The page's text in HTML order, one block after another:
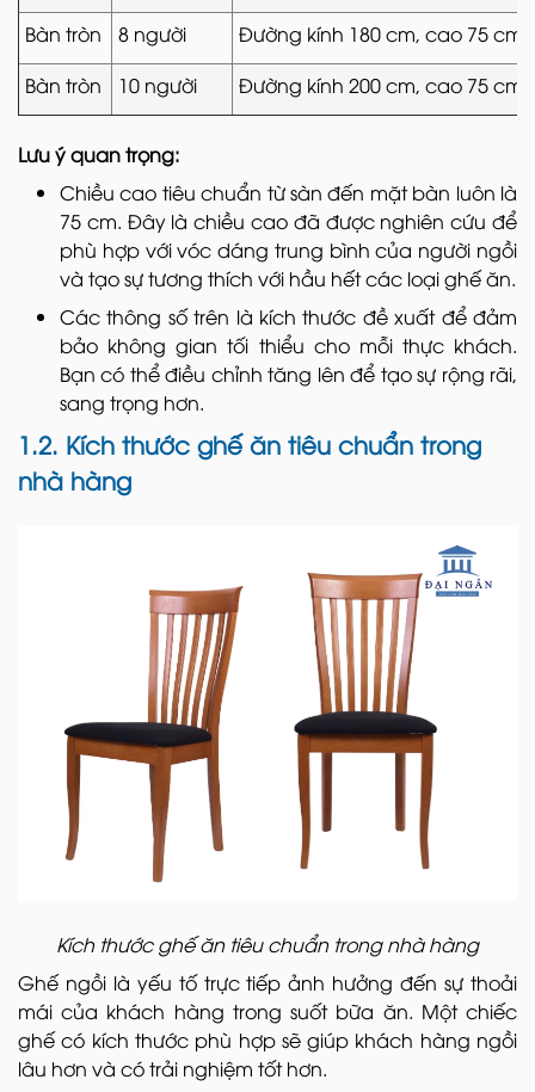
Bàn tròn
8 người
Đường kính 180 cm, cao 75 cm
Bàn tròn
10 người Đường kính 200 cm, cao 75 cm
Lưu ý quan trọng:
Chiều cao tiêu chuẩn từ sàn đến mặt bàn luôn là
75 cm. Đây là chiều cao đã được nghiên cứu để
phù hợp với vóc dáng trung bình của người ngồi
và tạo sự tương thích với hầu hết các loại ghế ăn.
Các thông số trên là kích thước đề xuất để đảm
bảo không gian tối thiểu cho mỗi thực khách.
Bạn có thể điều chỉnh tăng lên để tạo sự rộng rãi,
sang trọng hơn.
1.2. Kích thước ghế ăn tiêu chuẩn trong
nhà hàng
Kích thước ghế ăn tiêu chuẩn trong nhà hàng
Ghế ngồi là yếu tố trực tiếp ảnh hưởng đến sự thoải
mái của khách hàng trong suốt bữa ăn. Một chiếc
ghế có kích thước phù hợp sẽ giúp khách hàng ngồi
lâu hơn và có trải nghiệm tốt hơn.